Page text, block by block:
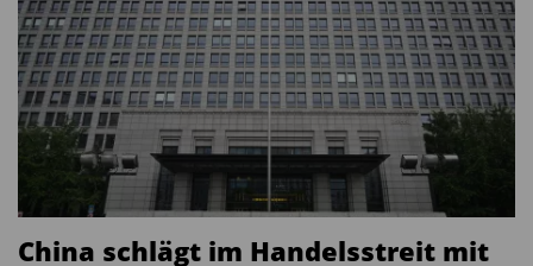
China schlägt im Handelsstreit mit